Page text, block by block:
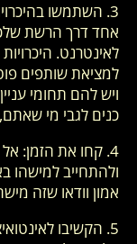
3. השתמשו
אחד דרך הרשת
לאינטרנט.
למציאת שותפים
ויש להם תחומי
כנים לגבי מי
4. קחו את הזמן:
ולהתחייב למישהו
אמון וודאו שזה
5. הקשיבו